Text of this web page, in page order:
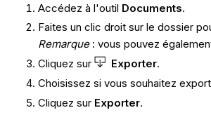
Accédez à l'outil Documents.
Faites un clic droit sur le dossier
Remarque: vous pouvez
Cliquez sur
Exporter.
Choisissez si vous souhaitez
Cliquez sur Exporter.